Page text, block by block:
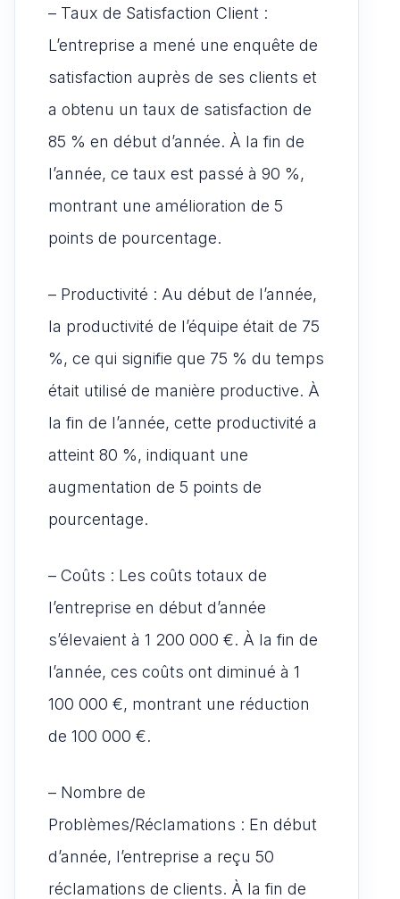
– Taux de Satisfaction Client :
L’entreprise a mené une enquête de
satisfaction auprès de ses clients et
a obtenu un taux de satisfaction de
85 % en début d’année. À la fin de
l’année, ce taux est passé à 90 %,
montrant une amélioration de 5
points de pourcentage.
– Productivité : Au début de l’année,
la productivité de l’équipe était de 75
%, ce qui signifie que 75 % du temps
était utilisé de manière productive. À
la fin de l’année, cette productivité a
atteint 80 %, indiquant une
augmentation de 5 points de
pourcentage.
– Coûts : Les coûts totaux de
l’entreprise en début d’année
s’élevaient à 1 200 000 €. À la fin de
l’année, ces coûts ont diminué à 1
100 000 €, montrant une réduction
de 100 000 €.
– Nombre de
Problèmes/Réclamations : En début
d’année, l’entreprise a reçu 50
réclamations de clients. À la fin de